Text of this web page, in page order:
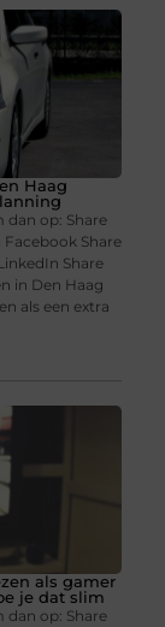
Haag
dan op: Share
Facebook Share
Share
in Den Haag
als een extra
als gamer
je dat slim
dan op: Share